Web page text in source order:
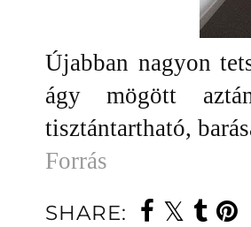
Újabban nagyon
ágy mögött
tisztántartható,
Forrás
SHARE: